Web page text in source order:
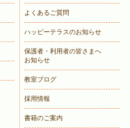
よくあるご質問
ハッピーテラスのお知らせ
保護者・利用者の皆さまへ
お知らせ
教室ブログ
採用情報
書籍のご案内